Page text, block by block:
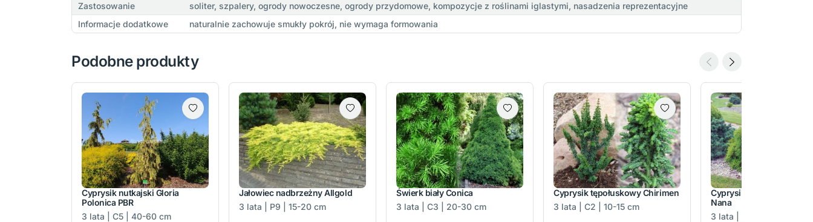
Zastosowanie
soliter, szpalery, ogrody nowoczesne, ogrody przydomowe, kompozycje z roślinami iglastymi, nasadzenia reprezentacyjne
Informacje dodatkowe
naturalnie zachowuje smukły pokrój, nie wymaga formowania
Podobne produkty
Cyprysik nutkajski Gloria
Polonica PBR
3 lata | C5 | 40-60 cm
Jałowiec nadbrzeżny Allgold
3 lata | P9 | 15-20 cm
Świerk biały Conica
3 lata | C3 | 20-30 cm
Cyprysik tępołuskowy Chirimen
3 lata | C2 | 10-15 cm
Cyprysik groszkowy
Nana
3 lata | C2 | 15-20 cm